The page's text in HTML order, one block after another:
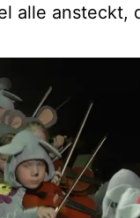
alle ansteckt,